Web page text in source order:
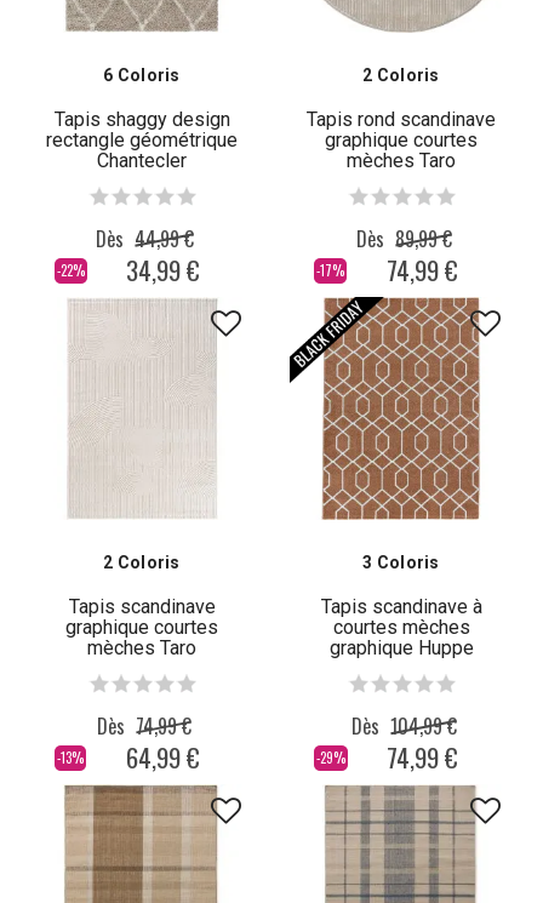
6 Coloris
Tapis shaggy design
rectangle géométrique
Chantecler
-22%
Dès 44,99 €
34,99 €
2 Coloris
Tapis rond scandinave
graphique courtes
mèches Taro
-17%
Dès 89,99 €
74,99 €
2 Coloris
Tapis scandinave
graphique courtes
mèches Taro
-13%
Dès 74,99 €
64,99 €
3 Coloris
Tapis scandinave à
courtes mèches
graphique Huppe
-29%
Dès 104,99 €
74,99 €